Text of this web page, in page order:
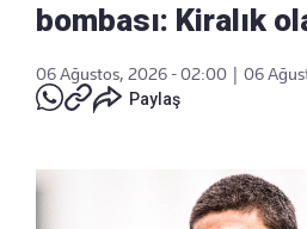
bombası: Kiralık
06 Ağustos, 2026 - 02:00
06
Paylaş